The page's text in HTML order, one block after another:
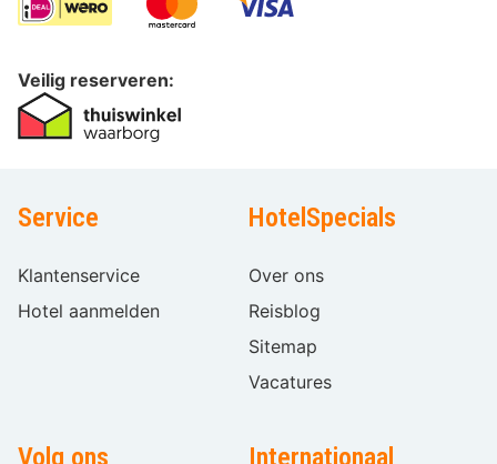
Veilig reserveren:
Service
Klantenservice
Hotel aanmelden
HotelSpecials
Over ons
Reisblog
Sitemap
Vacatures
Volg ons Internationaal